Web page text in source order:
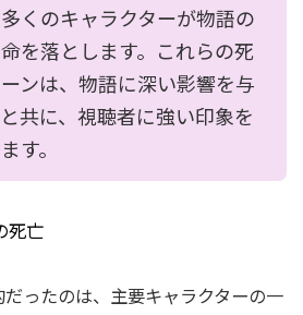
くのキャラクターが物語の
を落とします。これらの死
ンは、物語に深い影響を与
共に、視聴者に強い印象を
す。
死亡
ったのは、主要キャラクターの一